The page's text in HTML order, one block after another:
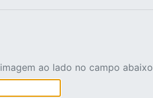
ao lado no campo abaixo